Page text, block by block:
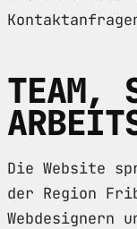
TEAM,
Die Website
der Region
Webdesignern